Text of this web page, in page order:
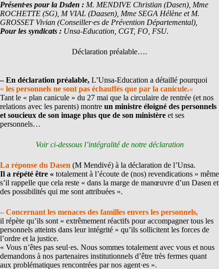
Présent·es pour la Dsden : M. MENDIVE Christian (Dasen), Mme
ROCHETTE (SG), M VIAL (Daasen), Mme SEGA Hélène et M.
GROSSET Vivian (Conseiller·es de Prévention Départemental),
Pour les syndicats : Unsa-Education, CGT, FO, FSU.
Déclaration préalable….
– En déclaration préalable, L’Unsa-Education a détaillé pourquoi
« les personnels ne sont pas échauffés que par la canicule.«
Tant le « plan canicule » du 27 mai que la circulaire de rentrée (et nos
relations avec les parents) montre un ministre éloigné des personnels
et soucieux de son image plus que de son ministère et ses
personnels…
Voir ci-dessous l’intégralité de notre déclaration
La réponse du Dasen (M Mendivé) à la déclaration de l’Unsa.
Il a répété être « totalement à l’écoute de (nos) revendications » même
s’il rappelle que cela reste « dans la marge de manœuvre d’un Dasen et
des possibilités qui me sont attribuées ».
– Concernant les menaces des familles envers les personnels,
il répète qu’ils sont « extrêmement réactifs pour accompagner tous les
personnels atteints dans leur intégrité » qu’ils sollicitent les forces de
l’ordre et la justice.
« Vous n’êtes pas seul·es. Nous sommes totalement avec vous et nous
demandons à nos partenaires institutionnels d’être très fermes quant
aux problématiques rencontrées par nos agent·es ».